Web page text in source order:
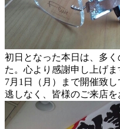
初日となった本日は、多
た。心より感謝申し上げま
7月1日（月）まで開催致
逃しなく、皆様のご来店を